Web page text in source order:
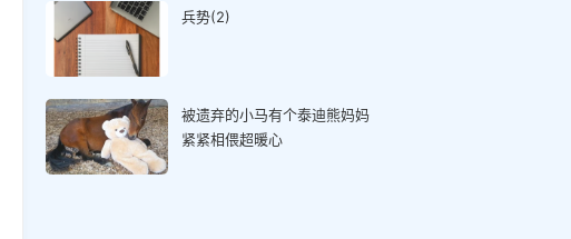
兵势(2)
被遗弃的小马有个泰迪熊妈妈
紧紧相偎超暖心